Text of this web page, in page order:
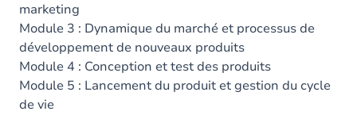
marketing
Module 3 : Dynamique du marché et processus de
développement de nouveaux produits
Module 4 : Conception et test des produits
Module 5 : Lancement du produit et gestion du cycle
de vie